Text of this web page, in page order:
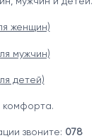
женщин)
мужчин)
детей)
комфорта.
звоните: 078